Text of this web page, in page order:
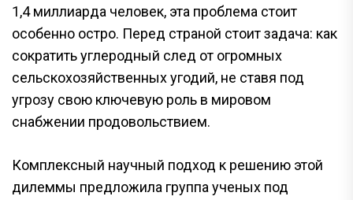
1,4 миллиарда человек, эта проблема стоит
особенно остро. Перед страной стоит задача: как
сократить углеродный след от огромных
сельскохозяйственных угодий, не ставя под
угрозу свою ключевую роль в мировом
снабжении продовольствием.
Комплексный научный подход к решению этой
дилеммы предложила группа ученых под